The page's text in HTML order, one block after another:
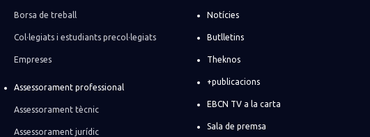
Borsa de treball
Col·legiats i estudiants precol·legiats
Empreses
Assessorament professional
Assessorament tècnic
Assessorament jurídic
Notícies
Butlletins
Theknos
+publicacions
EBCN TV a la carta
Sala de premsa